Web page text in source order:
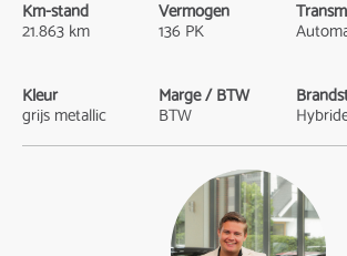
Km-stand
21.863 km
Vermogen
136 PK
Kleur
grijs metallic
Marge / BTW
BTW